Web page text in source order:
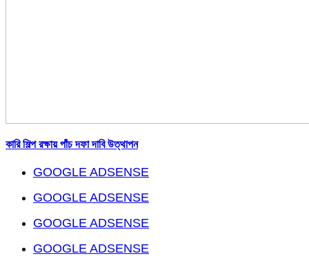
কারি শিল্প রক্ষায় পাঁচ দফা দাবি উত্থাপন
GOOGLE ADSENSE
GOOGLE ADSENSE
GOOGLE ADSENSE
GOOGLE ADSENSE